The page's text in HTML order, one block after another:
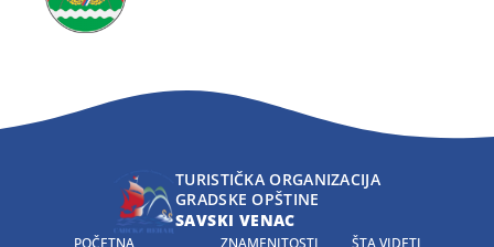
TURISTIČKA ORGANIZACIJA
GRADSKE OPŠTINE
SAVSKI VENAC